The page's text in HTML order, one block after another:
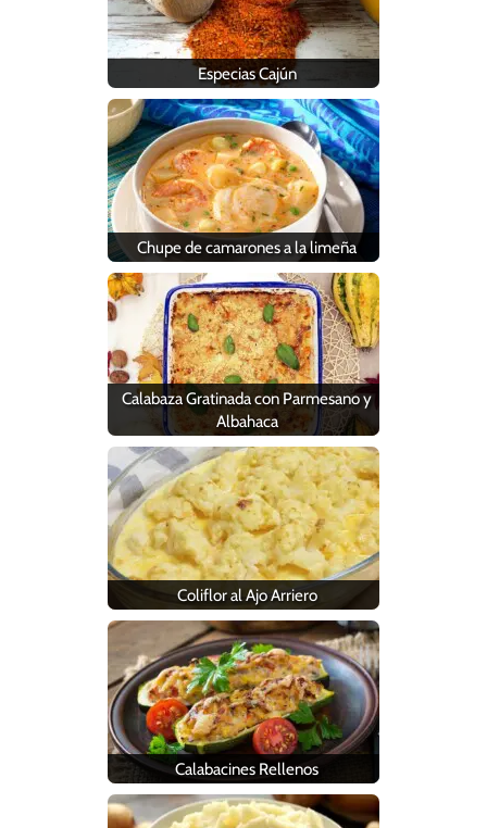
Especias Cajún
Chupe de camarones a la limeña
Calabaza Gratinada con Parmesano y
Albahaca
Coliflor al Ajo Arriero
Calabacines Rellenos